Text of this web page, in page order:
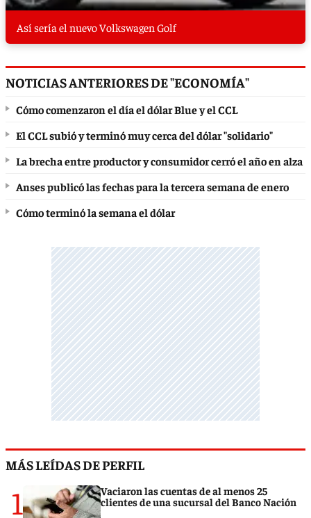
Así sería el nuevo Volkswagen Golf
NOTICIAS ANTERIORES DE "ECONOMÍA"
Cómo comenzaron el día el dólar Blue y el CCL
El CCL subió y terminó muy cerca del dólar "solidario"
La brecha entre productor y consumidor cerró el año en alza
Anses publicó las fechas para la tercera semana de enero
Cómo terminó la semana el dólar
MÁS LEÍDAS DE PERFIL
1
Vaciaron las cuentas de al menos 25
clientes de una sucursal del Banco Nación